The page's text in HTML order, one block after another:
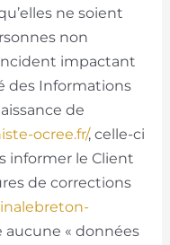
ne soient
non
impactant
des Informations
de
ocree.fr/, celle-ci
informer le Client
de corrections
« données